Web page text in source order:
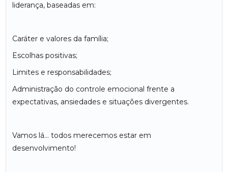
liderança, baseadas em:
Caráter e valores da família;
Escolhas positivas;
Limites e responsabilidades;
Administração do controle emocional frente a
expectativas, ansiedades e situações divergentes.
Vamos lá... todos merecemos estar em
desenvolvimento!